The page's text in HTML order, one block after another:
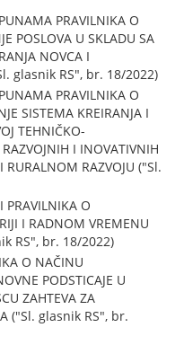
PRAVILNIKA O
POSLOVA U SKLADU SA
NOVCA I
glasnik RS", br. 18/2022)
PRAVILNIKA O
SISTEMA KREIRANJA I
TEHNIČKO-
I INOVATIVNIH
RURALNOM RAZVOJU ("Sl.
PRAVILNIKA O
I RADNOM VREMENU
RS", br. 18/2022)
O NAČINU
PODSTICAJE U
ZAHTEVA ZA
("Sl. glasnik RS", br.